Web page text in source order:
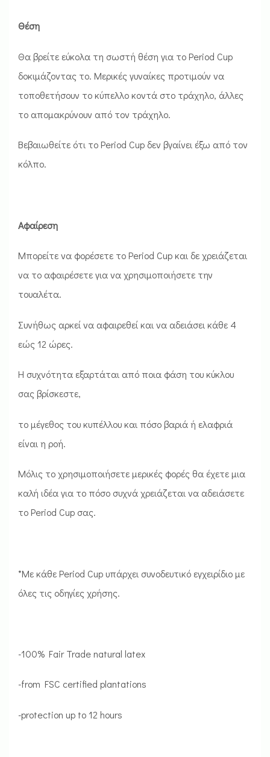
Θέση
Θα βρείτε εύκολα τη σωστή θέση για το Period Cup
δοκιμάζοντας το. Μερικές γυναίκες προτιμούν να
τοποθετήσουν το κύπελλο κοντά στο τράχηλο, άλλες
το απομακρύνουν από τον τράχηλο.
Βεβαιωθείτε ότι το Period Cup δεν βγαίνει έξω από τον
κόλπο.
Αφαίρεση
Μπορείτε να φορέσετε το Period Cup και δε χρειάζεται
να το αφαιρέσετε για να χρησιμοποιήσετε την
τουαλέτα.
Συνήθως αρκεί να αφαιρεθεί και να αδειάσει κάθε 4
εώς 12 ώρες.
Η συχνότητα εξαρτάται από ποια φάση του κύκλου
σας βρίσκεστε,
το μέγεθος του κυπέλλου και πόσο βαριά ή ελαφριά
είναι η ροή.
Μόλις το χρησιμοποιήσετε μερικές φορές θα έχετε μια
καλή ιδέα για το πόσο συχνά χρειάζεται να αδειάσετε
το Period Cup σας.
*Με κάθε Period Cup υπάρχει συνοδευτικό εγχειρίδιο με
όλες τις οδηγίες χρήσης.
-100% Fair Trade natural latex
-from FSC certified plantations
-protection up to 12 hours